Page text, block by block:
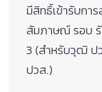
มีสิทธิ์เข้ารับกา
สัมภาษณ์ รอบ
3 (สำหรับวุฒิ ป
ปวส.)